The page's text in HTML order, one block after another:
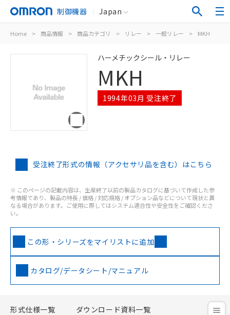
制御機器 Japan
Home > 商品情報 > 商品カテゴリ > リレー > 一般リレー > MKH
ハーメチックシール・リレー
MKH
1994年03月 受注終了
受注終了形式の情報（アクセサリ品を含む）はこちら
※ このページの記載内容は、生産終了以前の製品カタログに基づいて作成した参
考情報であり、製品の特長 / 価格 / 対応規格 / オプション品などについて現状と異
なる場合があります。ご使用に際してはシステム適合性や安全性をご確認くださ
い。
この形・シリーズをマイリストに追加
カタログ/データシート/マニュアル
形式仕様一覧 ダウンロード資料一覧